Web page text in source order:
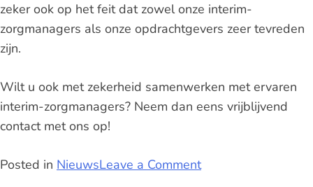
zeker ook op het feit dat zowel onze interim-
zorgmanagers als onze opdrachtgevers zeer tevreden
zijn.
Wilt u ook met zekerheid samenwerken met ervaren
interim-zorgmanagers? Neem dan eens vrijblijvend
contact met ons op!
Posted in NieuwsLeave a Comment